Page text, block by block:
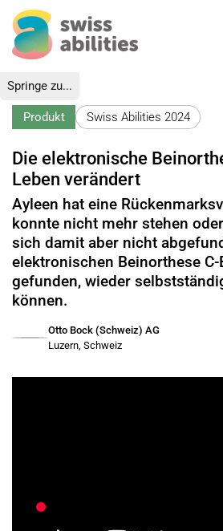
Springe zu...
Produkt Swiss Abilities 2024
Die elektronische
Leben verändert
Ayleen hat eine
konnte nicht mehr stehen
sich damit aber nicht
elektronischen Beinorthese C-
gefunden, wieder
können.
Otto Bock (Schweiz) AG
Luzern, Schweiz